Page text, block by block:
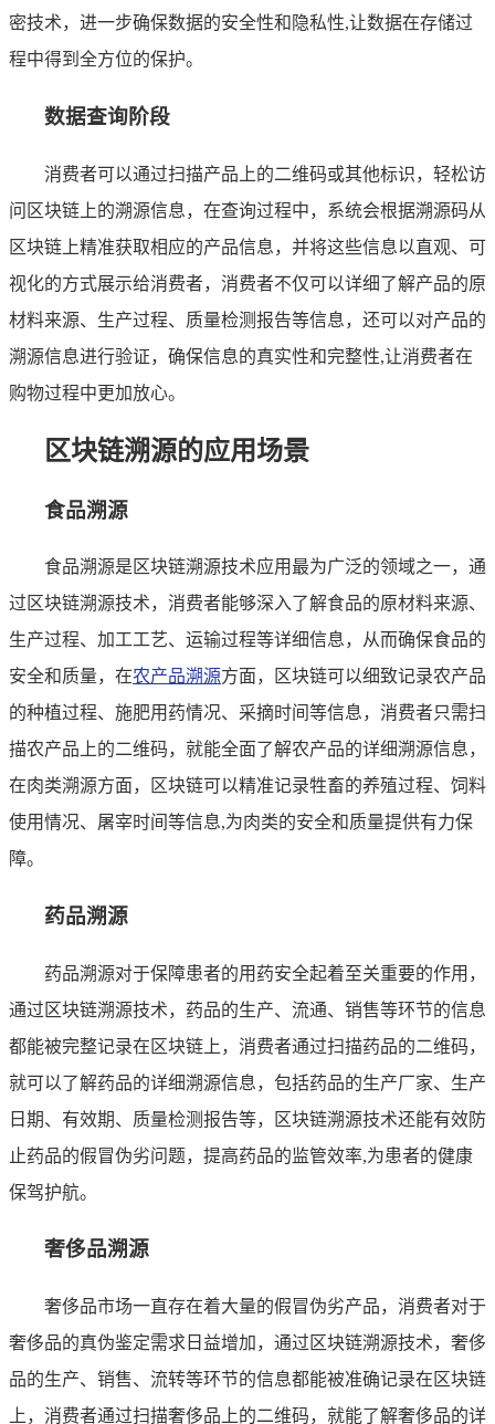
密技术，进一步确保数据的安全性和隐私性,让数据在存储过
程中得到全方位的保护。
数据查询阶段
消费者可以通过扫描产品上的二维码或其他标识，轻松访
问区块链上的溯源信息，在查询过程中，系统会根据溯源码从
区块链上精准获取相应的产品信息，并将这些信息以直观、可
视化的方式展示给消费者，消费者不仅可以详细了解产品的原
材料来源、生产过程、质量检测报告等信息，还可以对产品的
溯源信息进行验证，确保信息的真实性和完整性,让消费者在
购物过程中更加放心。
区块链溯源的应用场景
食品溯源
食品溯源是区块链溯源技术应用最为广泛的领域之一，通
过区块链溯源技术，消费者能够深入了解食品的原材料来源、
生产过程、加工工艺、运输过程等详细信息，从而确保食品的
安全和质量，在农产品溯源方面，区块链可以细致记录农产品
的种植过程、施肥用药情况、采摘时间等信息，消费者只需扫
描农产品上的二维码，就能全面了解农产品的详细溯源信息，
在肉类溯源方面，区块链可以精准记录牲畜的养殖过程、饲料
使用情况、屠宰时间等信息,为肉类的安全和质量提供有力保
障。
药品溯源
药品溯源对于保障患者的用药安全起着至关重要的作用，
通过区块链溯源技术，药品的生产、流通、销售等环节的信息
都能被完整记录在区块链上，消费者通过扫描药品的二维码，
就可以了解药品的详细溯源信息，包括药品的生产厂家、生产
日期、有效期、质量检测报告等，区块链溯源技术还能有效防
止药品的假冒伪劣问题，提高药品的监管效率,为患者的健康
保驾护航。
奢侈品溯源
奢侈品市场一直存在着大量的假冒伪劣产品，消费者对于
奢侈品的真伪鉴定需求日益增加，通过区块链溯源技术，奢侈
品的生产、销售、流转等环节的信息都能被准确记录在区块链
上，消费者通过扫描奢侈品上的二维码，就能了解奢侈品的详